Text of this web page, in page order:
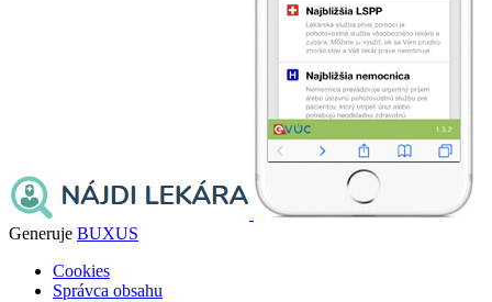
Generuje BUXUS
Cookies
Správca obsahu